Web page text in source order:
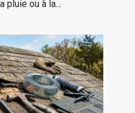
pluie ou à la...